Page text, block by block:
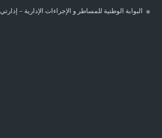
البوابة الوطنية للمساطر و الإجراءات الإدارية – إدارتي